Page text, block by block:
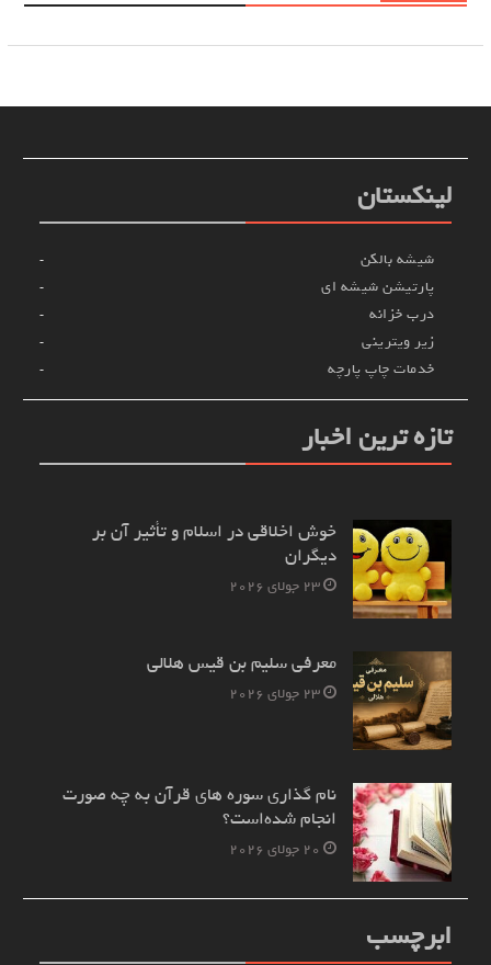
لینکستان
شیشه بالکن
پارتیشن شیشه ای
درب خزانه
زیر ویترینی
خدمات چاپ پارچه
تازه ترین اخبار
خوش اخلاقی در اسلام و تأثیر آن بر
دیگران
23 جولای 2026
معرفی سلیم بن قیس هلالی
23 جولای 2026
نام‌ گذاری سوره های قرآن به چه صورت
انجام شده‌است؟
20 جولای 2026
ابرچسب